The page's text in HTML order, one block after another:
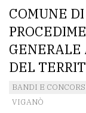
COMUNE
GENERALE
DEL
BANDI E
VIGANÒ